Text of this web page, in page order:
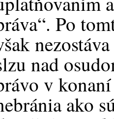
Po
nad
v
ako